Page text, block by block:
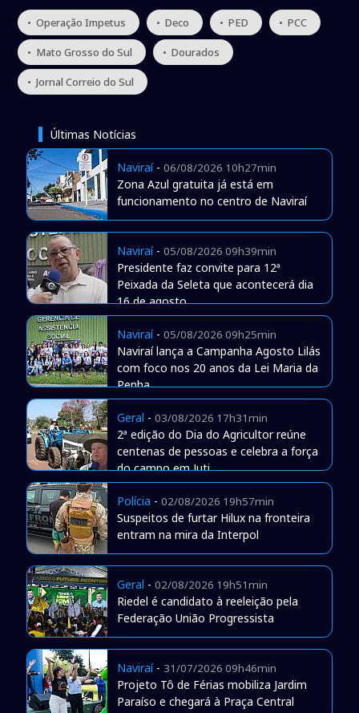
• Operação Impetus • Deco • PED • PCC
• Mato Grosso do Sul • Dourados
• Jornal Correio do Sul
Últimas Notícias
Naviraí- 06/08/2026 10h27min
Zona Azul gratuita já está em
funcionamento no centro de Naviraí
Naviraí- 05/08/2026 09h39min
Presidente faz convite para 12ª
Peixada da Seleta que acontecerá dia
16 de agosto
Naviraí- 05/08/2026 09h25min
Naviraí lança a Campanha Agosto Lilás
com foco nos 20 anos da Lei Maria da
Penha
Geral - 03/08/2026 17h31min
2ª edição do Dia do Agricultor reúne
centenas de pessoas e celebra a força
do campo em Juti
Polícia - 02/08/2026 19h57min
Suspeitos de furtar Hilux na fronteira
entram na mira da Interpol
Geral - 02/08/2026 19h51min
Riedel é candidato à reeleição pela
Federação União Progressista
Naviraí- 31/07/2026 09h46min
Projeto Tô de Férias mobiliza Jardim
Paraíso e chegará à Praça Central